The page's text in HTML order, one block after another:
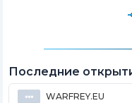
Последние
⦁⦁⦁ WARFREY.EU